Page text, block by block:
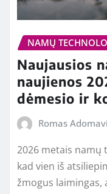
NAMŲ
Naujausios
naujienos
dėmesio ir
Romas
2026 metais namų
kad vien iš
žmogus laimingas,